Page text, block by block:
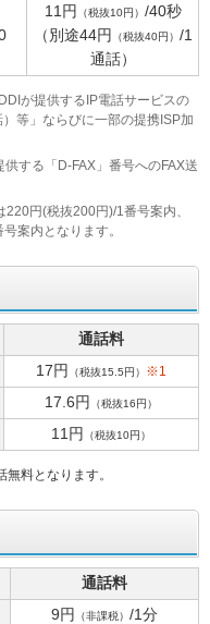
11円 （税抜10円） /40秒
（別途44円
（税抜40円） /1
通話）
が提供するIP電話サービスの
等」ならびに一部の提携ISP加
する「D-FAX」番号へのFAX送
円(税抜200円)/1番号案内、
案内となります。
通話料
17円 （税抜15.5円） ※1
17.6円 （税抜16円）
11円 （税抜10円）
料となります。
通話料
9円 （非課税） /1分